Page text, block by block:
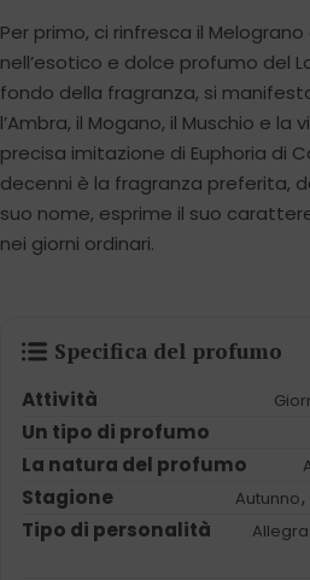
Per primo, ci rinfresca il
nell’esotico e dolce profumo del
fondo della fragranza, si
l’Ambra, il Mogano, il Muschio e la
precisa imitazione di Euphoria di
decenni è la fragranza preferita,
suo nome, esprime il suo
nei giorni ordinari.
Specifica del profumo
Attività
Un tipo di profumo
La natura del profumo
Stagione Autunno,
Tipo di personalità Allegra